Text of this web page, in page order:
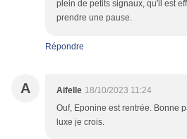
plein de petits signaux, qu'il est
prendre une pause.
Répondre
A Aifelle 18/10/2023 11:24
Ouf, Eponine est rentrée. Bonne
luxe je crois.